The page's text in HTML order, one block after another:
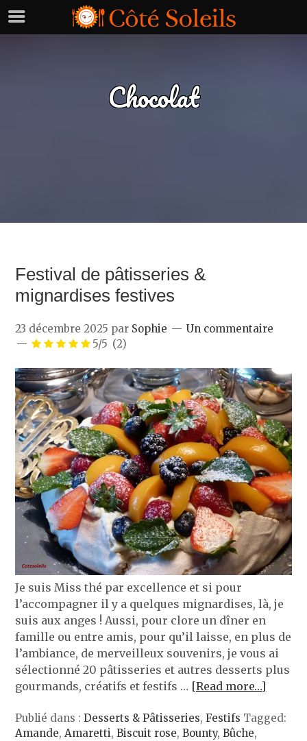
Chocolat
Festival de pâtisseries &
mignardises festives
23 décembre 2025 par Sophie
Un commentaire
5/5 (2)
Je suis Miss thé par excellence et si pour
l’accompagner il y a quelques mignardises, là, je
suis aux anges ! Aussi, pour clore un dîner en
famille ou entre amis, pour qu’il laisse, en plus de
l’ambiance, de merveilleux souvenirs, je vous ai
sélectionné 20 pâtisseries et autres desserts plus
gourmands, créatifs et festifs … [Read more…]
Publié dans :Desserts & Pâtisseries,Festifs Tagged:
Amande,Amaretti,Biscuit rose,Bounty,Bûche,